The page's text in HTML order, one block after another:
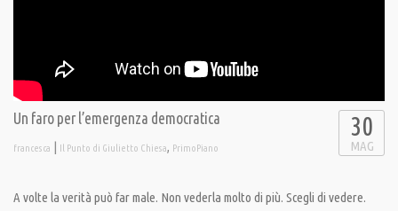
Un faro per l’emergenza democratica
francesca | Il Punto di Giulietto Chiesa, PrimoPiano
30
MAG
A volte la verità può far male. Non vederla molto di più. Scegli di vedere.